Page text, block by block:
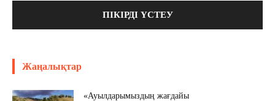
Жаңалықтар
«Ауылдарымыздың жағдайы